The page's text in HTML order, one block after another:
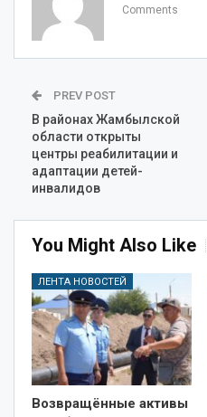
Comments
PREV POST
В районах Жамбылской
области открыты
центры реабилитации и
адаптации детей-
инвалидов
You Might Also Like
ЛЕНТА НОВОСТЕЙ
Возвращённые активы